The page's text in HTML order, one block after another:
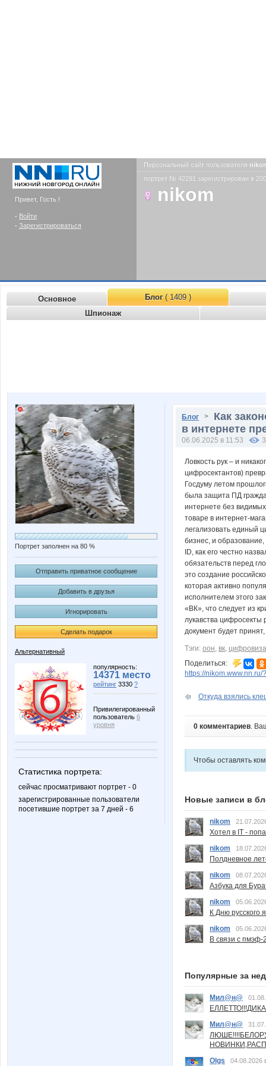
Привет, Гость !
- Войти
- Зарегистрироваться
Персональный сайт пользователя
портрет № 42291 зарегистрирован в
nikom
Основное Блог( 1409 )
Шпионаж
Портрет заполнен на 80 %
Отправить приватное сообщение
Добавить в друзья
Игнорировать
Сделать подарок
Альтернативный
популярность:
14371 место
рейтинг 3330 ?
Привилегированный
пользователь 6
уровня
Статистика портрета:
сейчас просматривают портрет - 0
зарегистрированные пользователи
посетившие портрет за 7 дней - 6
Блог > Как
в интернете
06.06.2025 в 11:53
Ловкость рук – и
цифросектантов)
Госдуму летом
была защита ПД
интернете без
товаре в интернет-
легализовать единый
бизнес, и
ID, как его честно
обязательств перед
это создание
которая активно
исполнителем этого
«ВК», что следует из
лукавства цифросекты
документ будет
Тэги: оон, вк,
Поделиться:
https://nikom.www.nn.ru/
Откуда взялись
0 комментариев.
Чтобы оставлять
Новые записи в
nikom
Хотел в IT -
nikom
Полдневное
nikom
Азбука для
nikom
К Дню русского
nikom
В связи с пмэф-
Популярные за
Мил@н@
Мил@н@
Olgs
04.08.2026